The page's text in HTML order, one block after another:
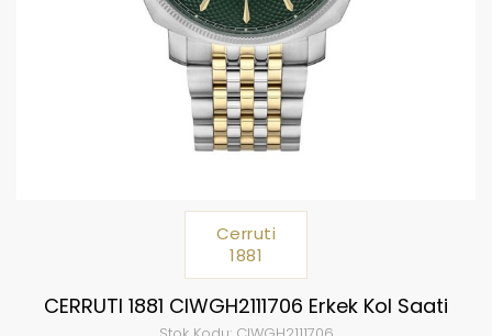
Cerruti
1881
CERRUTI 1881 CIWGH2111706 Erkek Kol Saati
Stok Kodu:CIWGH2111706